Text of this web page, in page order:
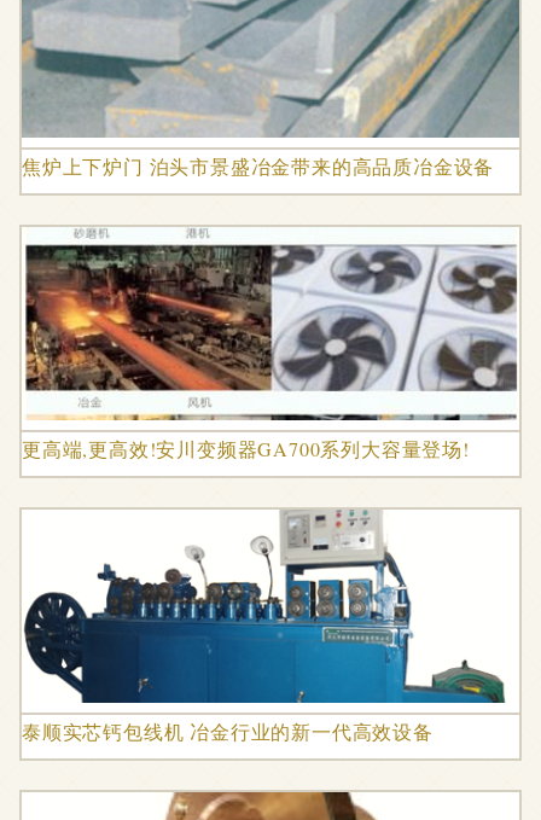
焦炉上下炉门 泊头市景盛冶金带来的高品质冶金设备
更高端,更高效!安川变频器GA700系列大容量登场!
泰顺实芯钙包线机 冶金行业的新一代高效设备